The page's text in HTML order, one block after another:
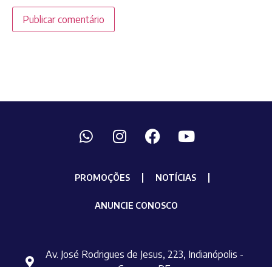
PROMOÇÕES NOTÍCIAS
ANUNCIE CONOSCO
Av. José Rodrigues de Jesus, 223, Indianópolis -